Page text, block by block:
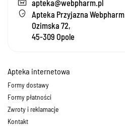
apteka@webpharm.pl
Apteka Przyjazna Webpharm
Ozimska 72,
45-309 Opole
Apteka internetowa
Formy dostawy
Formy płatności
Zwroty i reklamacje
Kontakt